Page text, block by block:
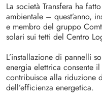
La società Transfera ha
ambientale – quest’anno,
e membro del gruppo
solari sui tetti del Centro
L’installazione di pannelli
energia elettrica consente
contribuisce alla riduzione
dell’efficienza energetica.